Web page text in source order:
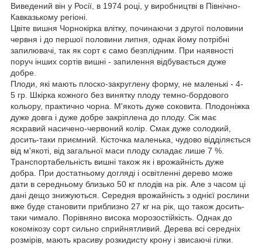
Виведений він у Росії, в 1974 році, у виробництві в Північно-
Кавказькому регіоні.
Цвіте вишня Чорнокірка влітку, починаючи з другої половини
червня і до першої половини липня, однак йому потрібні
запилювачі, так як сорт є само безплідним. При наявності
поруч інших сортів вишні - запилення відбувається дуже
добре.
Плоди, які мають плоско-закруглену форму, не маленькі - 4-
5 гр. Шкірка кожного без винятку плоду темно-бордового
кольору, практично чорна. М'якоть дуже соковита. Плодоніжка
дуже довга і дуже добре закріплена до плоду. Сік має
яскравий насичено-червоний колір. Смак дуже солодкий,
досить-таки приємний. Кісточка маленька, чудово відділяється
від м'якоті, від загальної маси плоду складає лише 7 %.
Транспортабельність вишні також як і врожайність дуже
добра. При достатньому догляді і освітленні дерево може
дати в середньому близько 50 кг плодів на рік. Але з часом ці
дані дещо знижуються. Середня врожайність з однієї рослини
вже буде становити приблизно 27 кг на рік, що також досить-
таки чимало. Порівняно висока морозостійкість. Однак до
кокомікозу сорт сильно сприйнятливий. Дерева всі середніх
розмірів, мають красиву розкидисту крону і звисаючі гілки.